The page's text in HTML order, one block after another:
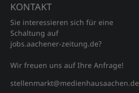
KONTAKT
Sie interessieren sich für eine
Schaltung auf
jobs.aachener‑zeitung.de?
Wir freuen uns auf Ihre Anfrage!
stellenmarkt@medienhausaachen.de